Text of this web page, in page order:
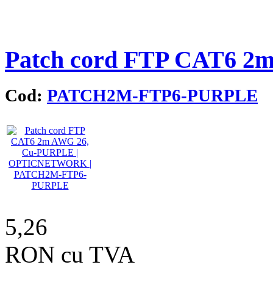
Patch cord FTP CAT6
Cod: PATCH2M-FTP6-PURPLE
5,26
RON cu TVA